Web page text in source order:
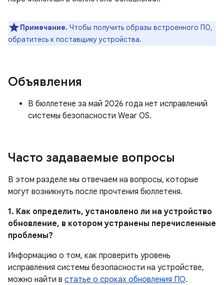
Примечание. Чтобы получить образы встроенного ПО,
обратитесь к поставщику устройства.
Объявления
В бюллетене за май 2026 года нет исправлений
системы безопасности Wear OS.
Часто задаваемые вопросы
В этом разделе мы отвечаем на вопросы, которые
могут возникнуть после прочтения бюллетеня.
1. Как определить, установлено ли на устройство
обновление, в котором устранены перечисленные
проблемы?
Информацию о том, как проверить уровень
исправления системы безопасности на устройстве,
можно найти в статье о сроках обновления ПО.